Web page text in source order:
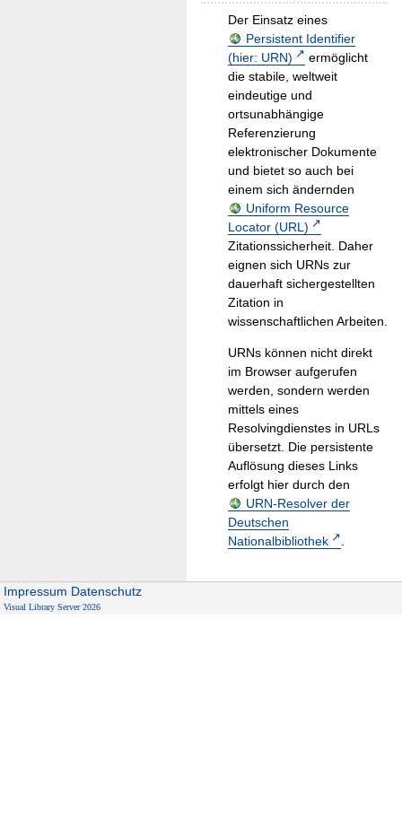
Der Einsatz eines
Persistent Identifier
(hier: URN)
ermöglicht
die stabile, weltweit
eindeutige und
ortsunabhängige
Referenzierung
elektronischer Dokumente
und bietet so auch bei
einem sich ändernden
Uniform Resource
Locator (URL)
Zitationssicherheit. Daher
eignen sich URNs zur
dauerhaft sichergestellten
Zitation in
wissenschaftlichen Arbeiten.
URNs können nicht direkt
im Browser aufgerufen
werden, sondern werden
mittels eines
Resolvingdienstes in URLs
übersetzt. Die persistente
Auflösung dieses Links
erfolgt hier durch den
URN-Resolver der
Deutschen
Nationalbibliothek
.
Impressum Datenschutz
Visual Library Server 2026